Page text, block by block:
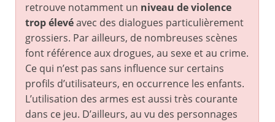
retrouve notamment un niveau de violence
trop élevéavec des dialogues particulièrement
grossiers. Par ailleurs, de nombreuses scènes
font référence aux drogues, au sexe et au crime.
Ce qui n’est pas sans influence sur certains
profils d’utilisateurs, en occurrence les enfants.
L’utilisation des armes est aussi très courante
dans ce jeu. D’ailleurs, au vu des personnages